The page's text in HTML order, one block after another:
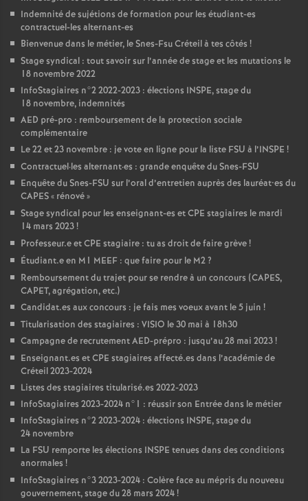
Indemnité de sujétions de formation pour les étudiant-es
contractuel-les alternant-es
Bienvenue dans le métier, le Snes-Fsu Créteil à tes côtés !
Stage syndical : tout savoir sur l’année de stage et les mutations le
18 novembre 2022
InfoStagiaires n°2 2022-2023 : élections INSPE, stage du
18 novembre, indemnités
AED pré-pro : remboursement de la protection sociale
complémentaire
Le 22 et 23 novembre : je vote en ligne pour la liste FSU à l’INSPE !
Contractuel·les alternant·es : grande enquête du Snes-FSU
Enquête du Snes-FSU sur l’oral d’entretien auprès des lauréat•es du
CAPES« rénové»
Stage syndical pour les enseignant-es etCPE stagiaires le mardi
14 mars 2023!
Professeur.e etCPE stagiaire : tu as droit de faire grève!
Étudiant.e en M1 MEEF : que faire pour le M2?
Remboursement du trajet pour se rendre à un concours (CAPES,
CAPET, agrégation, etc.)
Candidat.es aux concours : je fais mes voeux avant le 5 juin !
Titularisation des stagiaires : VISIO le 30 mai à 18h30
Campagne de recrutementAED-prépro : jusqu’au 28 mai 2023!
Enseignant.es etCPE stagiaires affecté.es dans l’académie de
Créteil 2023-2024
Listes des stagiaires titularisé.es 2022-2023
InfoStagiaires 2023-2024 n°1 : réussir son Entrée dans le métier
InfoStagiaires n°2 2023-2024 : élections INSPE, stage du
24 novembre
La FSU remporte les élections INSPE tenues dans des conditions
anormales !
InfoStagiaires n°3 2023-2024 : Colère face au mépris du nouveau
gouvernement, stage du 28 mars 2024!